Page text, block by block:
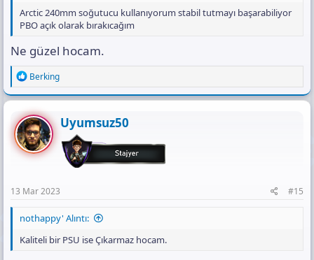
Arctic 240mm soğutucu kullanıyorum stabil tutmayı başarabiliyor
PBO açık olarak bırakıcağım
Ne güzel hocam.
R
e
a
c
t
i
o
n
Berking
Uyumsuz50
13 Mar 2023 #15
nothappy' Alıntı:
Kaliteli bir PSU ise Çıkarmaz hocam.